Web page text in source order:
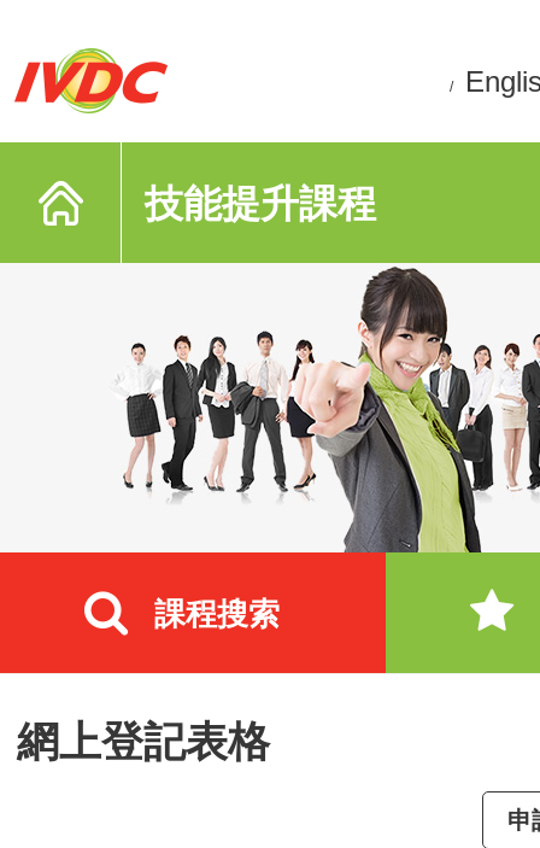
/
技能提升課程
課程搜索
網上登記表格
申